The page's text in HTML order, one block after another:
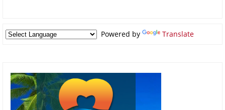
Powered by Translate